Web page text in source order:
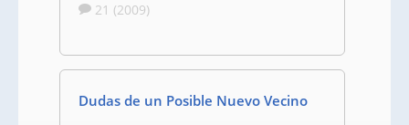
21 (2009)
Dudas de un Posible Nuevo Vecino